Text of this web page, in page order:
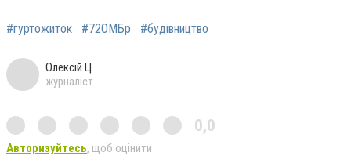
#гуртожиток #72ОМБр #будівництво
Олексій Ц.
журналіст
0,0
Авторизуйтесь, щоб оцінити